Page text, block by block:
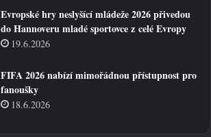
Evropské hry neslyšící mládeže 2026 přivedou
do Hannoveru mladé sportovce z celé Evropy
19.6.2026
FIFA 2026 nabízí mimořádnou přístupnost pro
fanoušky
18.6.2026